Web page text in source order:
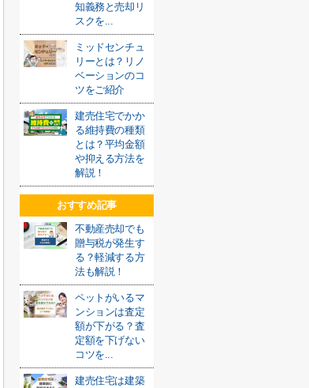
知義務と売却リ
スクを...
ミッドセンチュ
リーとは？リノ
ベーションのコ
ツをご紹介
建売住宅でかか
る維持費の種類
とは？平均金額
や抑える方法を
解説！
おすすめ記事
不動産売却でも
贈与税が発生す
る？軽減する方
法も解説！
ペットがいるマ
ンションは査定
額が下がる？査
定額を下げない
コツを...
建売住宅は建築